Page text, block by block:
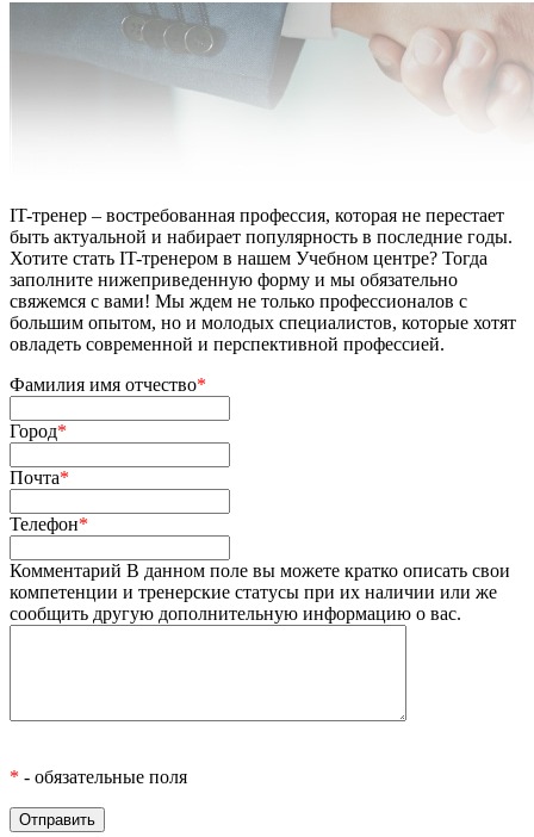
IT-тренер – востребованная профессия, которая не перестает
быть актуальной и набирает популярность в последние годы.
Хотите стать IT-тренером в нашем Учебном центре? Тогда
заполните нижеприведенную форму и мы обязательно
свяжемся с вами! Мы ждем не только профессионалов с
большим опытом, но и молодых специалистов, которые хотят
овладеть современной и перспективной профессией.
Фамилия имя отчество*
Город*
Почта*
Телефон*
Комментарий В данном поле вы можете кратко описать свои
компетенции и тренерские статусы при их наличии или же
сообщить другую дополнительную информацию о вас.
* - обязательные поля